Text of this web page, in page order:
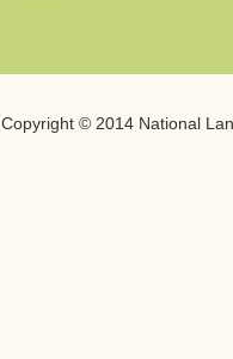
Copyright © 2014 National